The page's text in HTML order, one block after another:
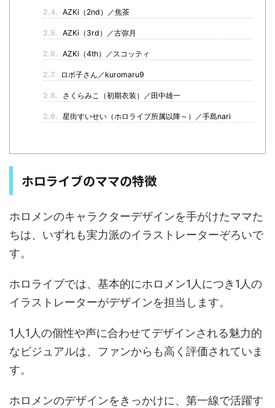
2.4. AZKi（2nd）／焦茶
2.5. AZKi（3rd）／古弥月
2.6. AZKi（4th）／スコッティ
2.7. ロボ子さん／kuromaru9
2.8. さくらみこ（初期衣装）／田中雄一
2.9. 星街すいせい（ホロライブ所属以降～）／手島nari
ホロライブのママの特徴
ホロメンのキャラクターデザインを手がけたママた
ちは、いずれも実力派のイラストレーターぞろいで
す。
ホロライブでは、基本的にホロメン1人につき1人の
イラストレーターがデザインを担当します。
1人1人の個性や声に合わせてデザインされる魅力的
なビジュアルは、ファンからも高く評価されていま
す。
ホロメンのデザインをきっかけに、第一線で活躍す